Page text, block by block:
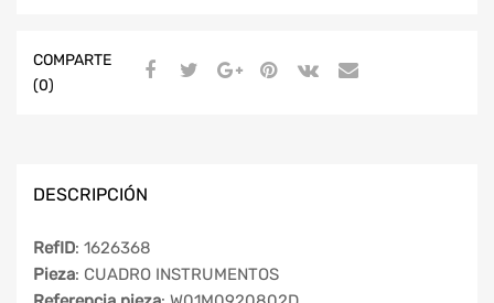
COMPARTE
(0)
DESCRIPCIÓN
RefID: 1626368
Pieza: CUADRO INSTRUMENTOS